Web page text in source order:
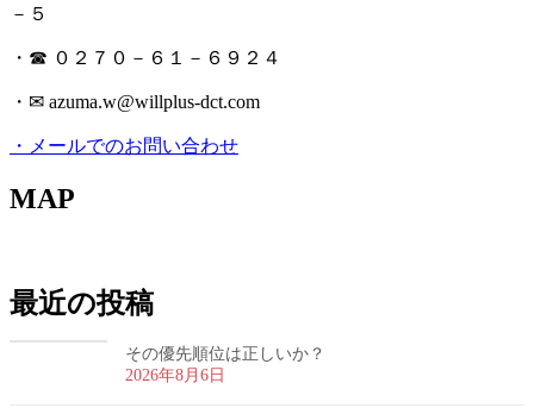
－５
・☎ ０２７０－６１－６９２４
・✉ azuma.w@willplus-dct.com
・メールでのお問い合わせ
MAP
最近の投稿
その優先順位は正しいか？
2026年8月6日